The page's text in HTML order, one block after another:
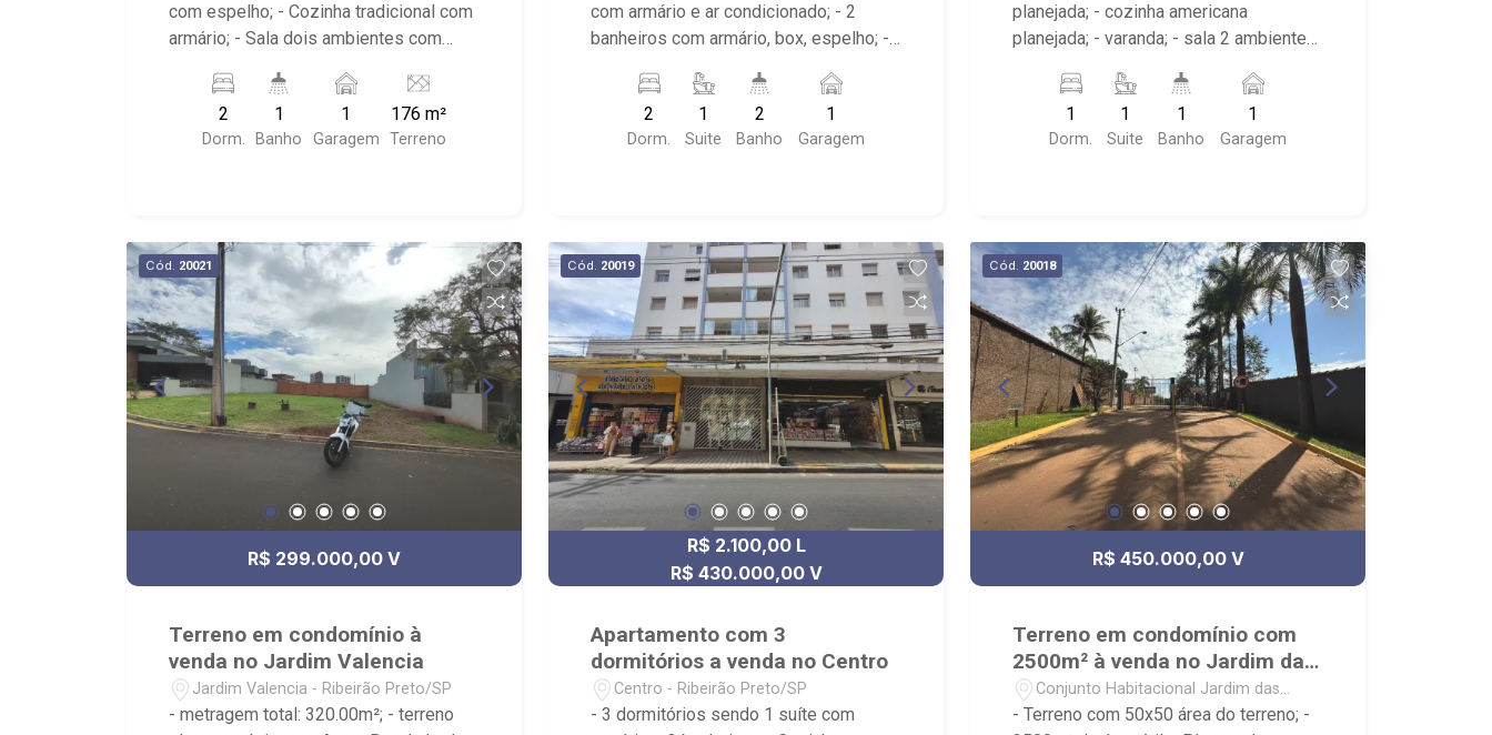
com espelho; - Cozinha tradicional com
armário; - Sala dois ambientes com
serviço; - iluminação; - Quintal
cimentado; - Próximo a avenida Itatiaia,
Anshin Sushi Bar, Droga Raia, Invictus
2
Dorm.
1
Banho
1
Garagem
176 m²
Terreno
com armário e ar condicionado; - 2
banheiros com armário, box, espelho; -
americana com armário; - Área de
serviço com armário; - Condomínio com
Quadra poliesportiva, Playground,
Bella Città produção Pães Especiais,
Casa da Flor | Creche Pet | Banho e
Tosa, City Pão Ribeirão Preto
2
Dorm.
1
Suite
2
Banho
1
Garagem
planejada; - cozinha americana
planejada; - varanda; - sala 2 ambientes
box e espelho; - próximo ao Ribeirão
Shopping, UNIP, Pizzaria Verace;
1
Dorm.
1
Suite
1
Banho
1
Garagem
Cód. 20021
R$ 299.000,00 V
Terreno em condomínio à
venda no Jardim Valencia
Jardim Valencia - Ribeirão Preto/SP
- metragem total: 320.00m²; - terreno
Cód. 20019
R$ 2.100,00 L
R$ 430.000,00 V
Apartamento com 3
dormitórios a venda no Centro
Centro - Ribeirão Preto/SP
- 3 dormitórios sendo 1 suíte com
Cód. 20018
R$ 450.000,00 V
Terreno em condomínio com
2500m² à venda no Jardim das
Palmeiras
Conjunto Habitacional Jardim das
Palmeiras - Ribeirão Preto/SP
- Terreno com 50x50 área do terreno; -